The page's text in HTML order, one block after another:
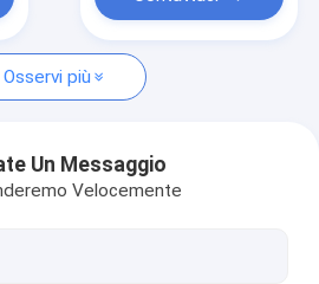
center
Osservi più
Un Messaggio
Velocemente